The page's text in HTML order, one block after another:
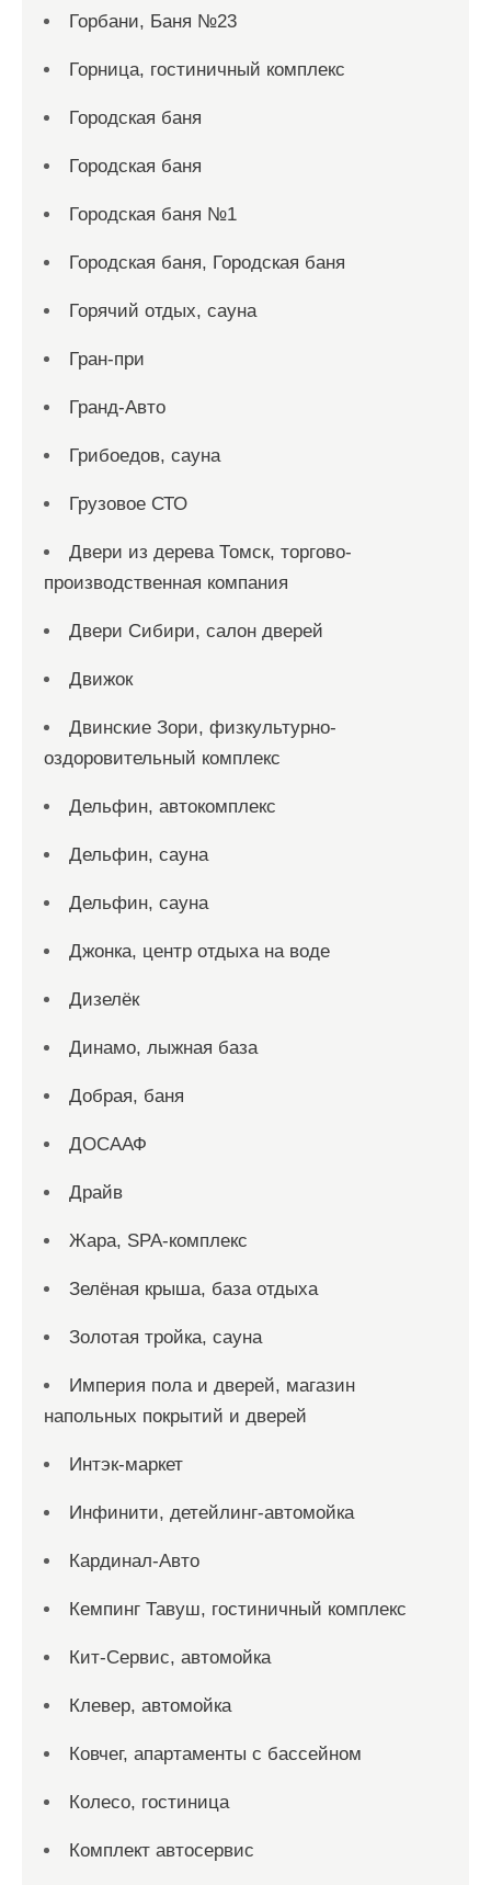
Горбани, Баня №23
Горница, гостиничный комплекс
Городская баня
Городская баня
Городская баня №1
Городская баня, Городская баня
Горячий отдых, сауна
Гран-при
Гранд-Авто
Грибоедов, сауна
Грузовое СТО
Двери из дерева Томск, торгово-
производственная компания
Двери Сибири, салон дверей
Движок
Двинские Зори, физкультурно-
оздоровительный комплекс
Дельфин, автокомплекс
Дельфин, сауна
Дельфин, сауна
Джонка, центр отдыха на воде
Дизелёк
Динамо, лыжная база
Добрая, баня
ДОСААФ
Драйв
Жара, SPA-комплекс
Зелёная крыша, база отдыха
Золотая тройка, сауна
Империя пола и дверей, магазин
напольных покрытий и дверей
Интэк-маркет
Инфинити, детейлинг-автомойка
Кардинал-Авто
Кемпинг Тавуш, гостиничный комплекс
Кит-Сервис, автомойка
Клевер, автомойка
Ковчег, апартаменты с бассейном
Колесо, гостиница
Комплект автосервис